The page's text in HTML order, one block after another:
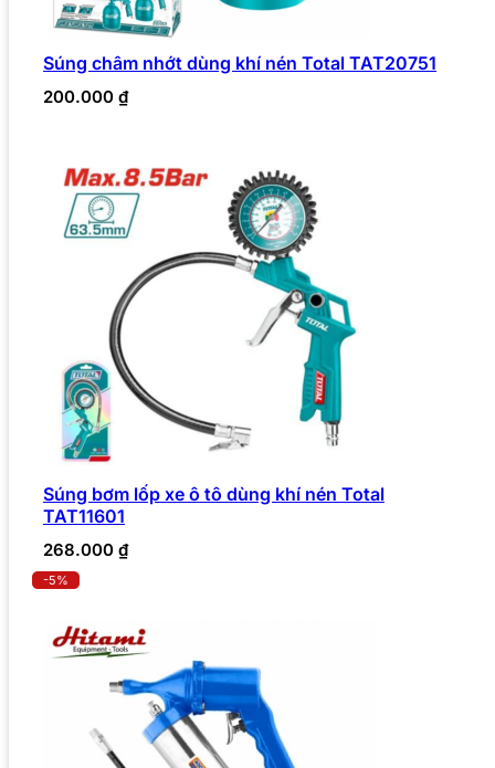
Súng châm nhớt dùng khí nén Total TAT20751
200.000 ₫
Súng bơm lốp xe ô tô dùng khí nén Total
TAT11601
268.000 ₫
-5%